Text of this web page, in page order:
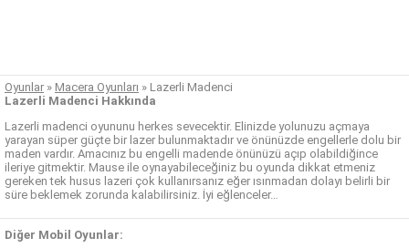
Oyunlar » Macera Oyunları » Lazerli Madenci
Lazerli Madenci Hakkında
Lazerli madenci oyununu herkes sevecektir. Elinizde yolunuzu açmaya
yarayan süper güçte bir lazer bulunmaktadır ve önünüzde engellerle dolu bir
maden vardır. Amacınız bu engelli madende önünüzü açıp olabildiğince
ileriye gitmektir. Mause ile oynayabileceğiniz bu oyunda dikkat etmeniz
gereken tek husus lazeri çok kullanırsanız eğer ısınmadan dolayı belirli bir
süre beklemek zorunda kalabilirsiniz. İyi eğlenceler…
Diğer Mobil Oyunlar: